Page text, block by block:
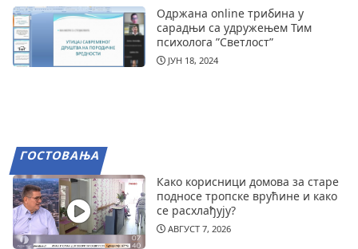
Одржана online трибина у
сарадњи са удружењем Тим
психолога ”Светлост”
ЈУН 18, 2024
ГОСТОВАЊА
Како корисници домова за старе
подносе тропске врућине и како
се расхлађују?
АВГУСТ 7, 2026